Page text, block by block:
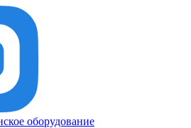
оборудование